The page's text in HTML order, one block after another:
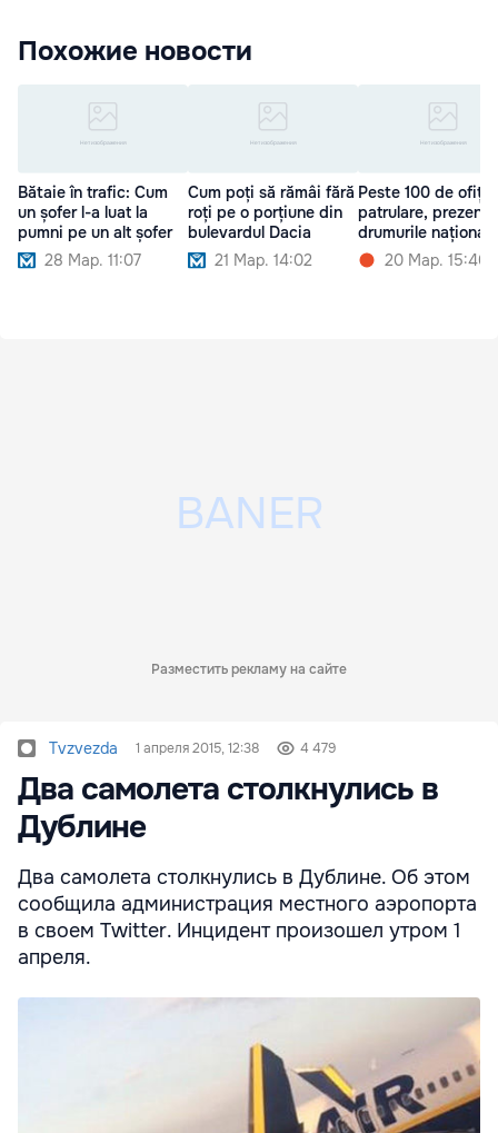
Похожие новости
Bătaie în trafic: Cum
un șofer l-a luat la
pumni pe un alt șofer
28 Мар. 11:07
Cum poți să rămâi fără
roți pe o porțiune din
bulevardul Dacia
21 Мар. 14:02
Peste 100 de
patrulare, prezenți
drumurile naționale
20 Мар. 15:40
Разместить рекламу на сайте
Tvzvezda 1 апреля 2015, 12:38 4 479
Два самолета столкнулись в
Дублине
Два самолета столкнулись в Дублине. Об этом
сообщила администрация местного аэропорта
в своем Twitter. Инцидент произошел утром 1
апреля.